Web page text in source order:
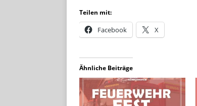
Teilen mit:
Facebook X
Ähnliche Beiträge